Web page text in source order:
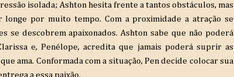
isolada; Ashton hesita frente a tantos obstáculos, mas
longe por muito tempo. Com a proximidade a atração se
se descobrem apaixonados. Ashton sabe que não poderá
e, Penélope, acredita que jamais poderá suprir as
ama. Conformada com a situação, Pen decide colocar sua
a essa paixão.